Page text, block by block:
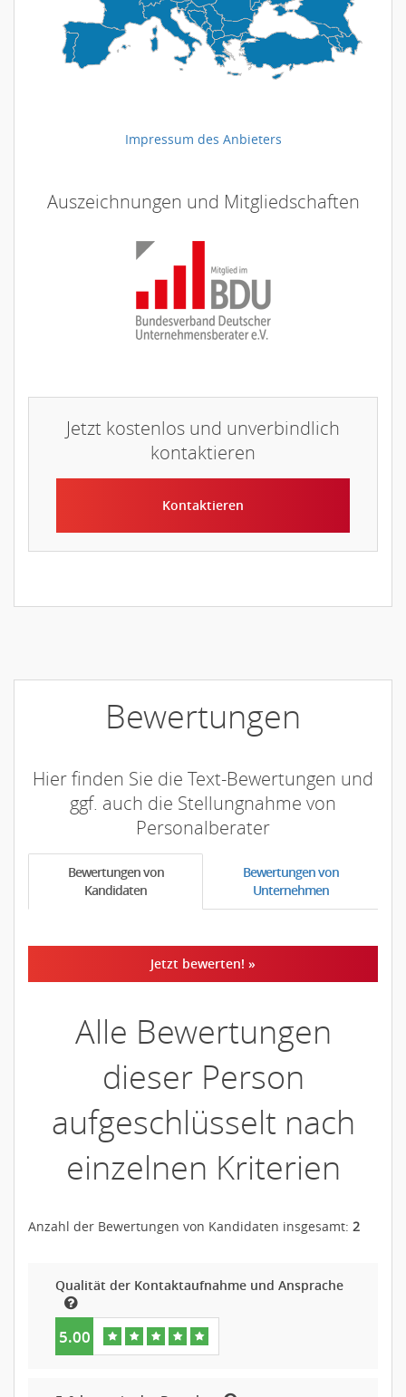
Impressum des Anbieters
Auszeichnungen und Mitgliedschaften
Jetzt kostenlos und unverbindlich
kontaktieren
Kontaktieren
Bewertungen
Hier finden Sie die Text-Bewertungen und
ggf. auch die Stellungnahme von
Personalberater
Bewertungen von
Kandidaten
Bewertungen von
Unternehmen
Jetzt bewerten! »
Alle Bewertungen
dieser Person
aufgeschlüsselt nach
einzelnen Kriterien
Anzahl der Bewertungen von Kandidaten insgesamt: 2
Qualität der Kontaktaufnahme und Ansprache
5.00